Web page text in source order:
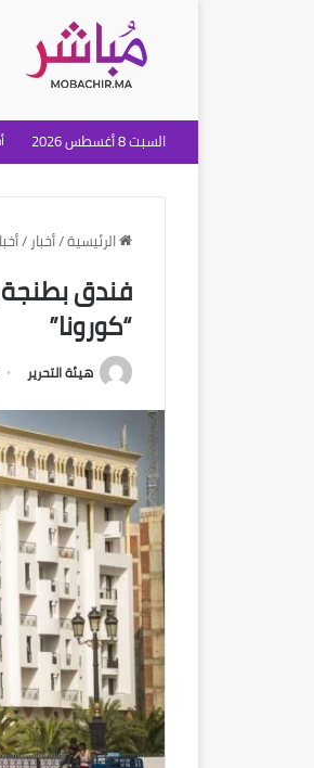
السبت 8 أغسطس 2026
الرئيسية/أخبار /
“كورونا”
هيئة التحرير